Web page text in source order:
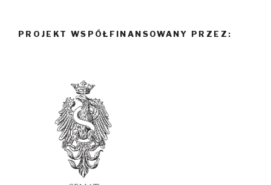
PROJEKT WSPÓŁFINANSOWANY PRZEZ: